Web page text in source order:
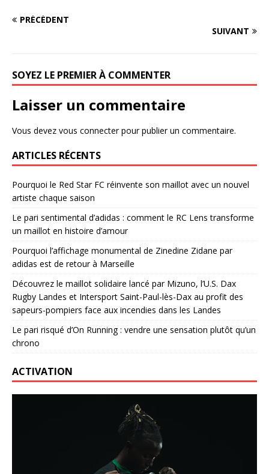
PRÉCÉDENT
SUIVANT
SOYEZ LE PREMIER À COMMENTER
Laisser un commentaire
Vous devez vous connecterpour publier un commentaire.
ARTICLES RÉCENTS
Pourquoi le Red Star FC réinvente son maillot avec un nouvel
artiste chaque saison
Le pari sentimental d’adidas : comment le RC Lens transforme
un maillot en histoire d’amour
Pourquoi l’affichage monumental de Zinedine Zidane par
adidas est de retour à Marseille
Découvrez le maillot solidaire lancé par Mizuno, l’U.S. Dax
Rugby Landes et Intersport Saint-Paul-lès-Dax au profit des
sapeurs-pompiers face aux incendies dans les Landes
Le pari risqué d’On Running : vendre une sensation plutôt qu’un
chrono
ACTIVATION